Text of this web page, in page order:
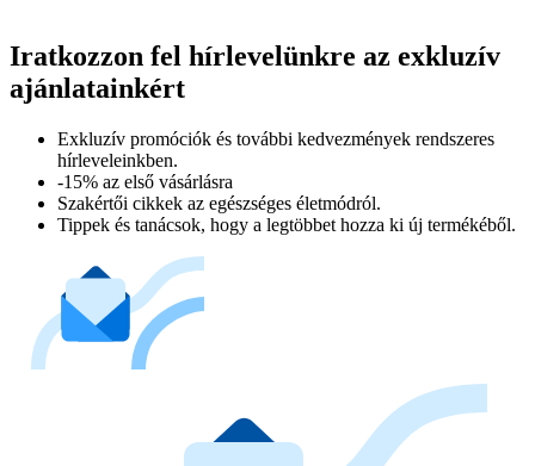
Iratkozzon fel hírlevelünkre az exkluzív
ajánlatainkért​
Exkluzív promóciók és további kedvezmények rendszeres
hírleveleinkben.
-15% az első vásárlásra
Szakértői cikkek az egészséges életmódról.
Tippek és tanácsok, hogy a legtöbbet hozza ki új termékéből.